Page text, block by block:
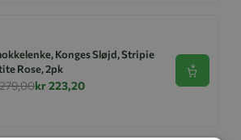
Konges Sløjd, Stripie
Rose, 2pk
kr 223,20
Se